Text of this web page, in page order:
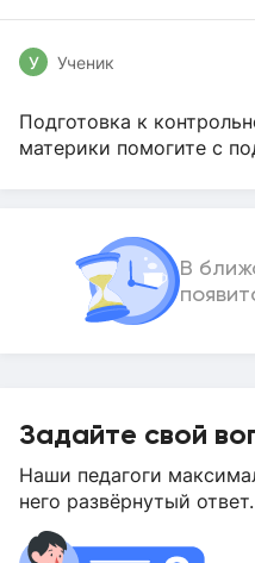
У Ученик
Подготовка к
материки помогите с
В
Задайте свой
Наши педагоги
него развёрнутый ответ.